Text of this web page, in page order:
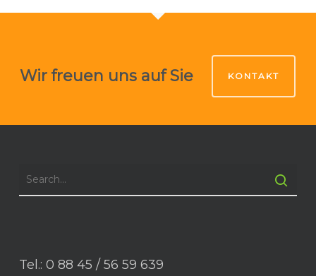
Wir freuen uns auf Sie KONTAKT
Tel.: 0 88 45 / 56 59 639